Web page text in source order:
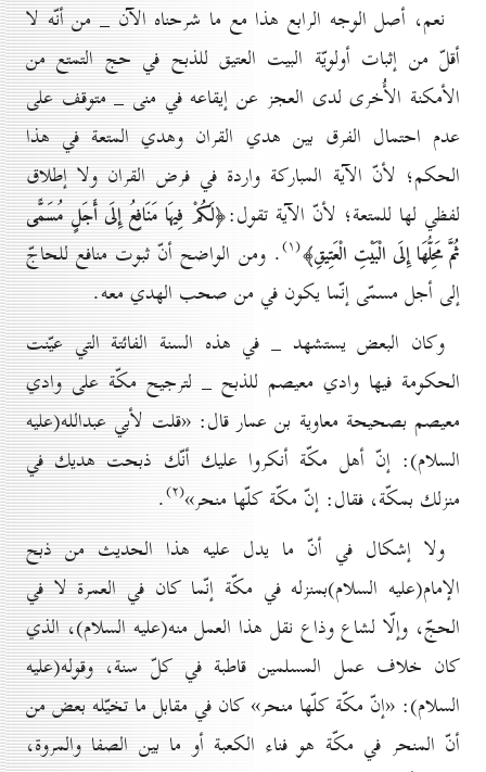
نعم، أصل الوجه الرابع هذا مع ما شرحناه الآن _ من أنّه لا
أقلّ من إثبات أولويّة البيت العتيق للذبح في حج التمتع من
الأمكنة الأُخرى لدى العجز عن إيقاعه في منى _ متوقف على
عدم احتمال الفرق بين هدي القران وهدي المتعة في هذا
الحكم؛ لأنّ الآية المباركة واردة في فرض القران ولا إطلاق
لفظي لها للمتعة؛ لأنّ الآية تقول:﴿لَكُمْ فِيهَا مَنَافِعُ إِلَى أَجَلٍ مُسَمًّى
ثُمَّ مَحِلُّهَا إِلَى الْبَيْتِ الْعَتِيقِ﴾(۱) . ومن الواضح أنّ ثبوت منافع للحاجّ
إلى أجل مسمّى إنّما يكون في من صحب الهدي معه.
وكان البعض يستشهد _ في هذه السنة الفائتة التي عيّنت
الحكومة فيها وادي معيصم للذبح _ لترجيح مكّة على وادي
معيصم بصحيحة معاوية بن عمار قال: «قلت لأبي عبدالله(علیه
السلام): إنّ أهل مكّة أنكروا عليك أنّك ذبحت هديك في
منزلك بمكّة، فقال: إنّ مكّة كلّها منحر»(۲) .
ولا إشكال في أنّ ما يدل عليه هذا الحديث من ذبح
الإمام(علیه السلام)بمنزله في مكّة إنّما كان في العمرة لا في
الحجّ، وإلّا لشاع وذاع نقل هذا العمل منه(علیه السلام)، الذي
كان خلاف عمل المسلمين قاطبة في كلّ سنة، وقوله(علیه
السلام): «إنّ مكّة كلّها منحر» كان في مقابل ما تخيّله بعض من
أنّ المنحر في مكّة هو فناء الكعبة أو ما بين الصفا والمروة،